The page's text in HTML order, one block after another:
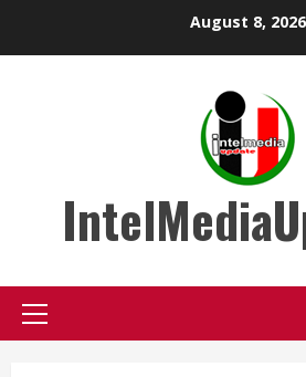
August 8, 2026
Primary